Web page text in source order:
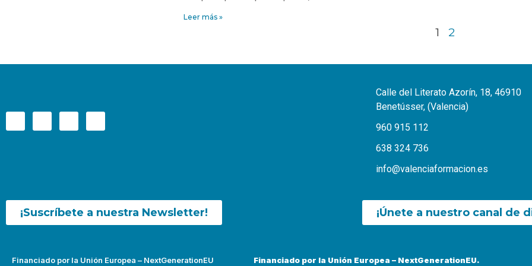
Leer más »
1 2
Calle del Literato Azorín, 18, 46910
Benetússer, (Valencia)
960 915 112
638 324 736
info@valenciaformacion.es
¡Suscríbete a nuestra Newsletter! ¡Únete a nuestro canal de
Financiado por la Unión Europea – NextGenerationEU Financiado por la Unión Europea – NextGenerationEU.